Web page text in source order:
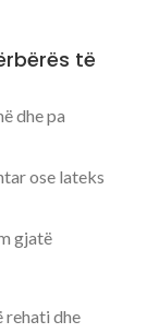
të
dhe pa
ose lateks
gjatë
rehati dhe